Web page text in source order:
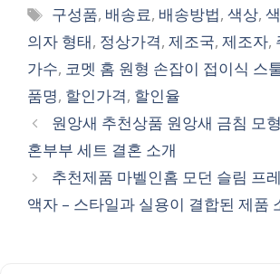
Tags
구성품, 배송료, 배송방법,색상,
의자 형태, 정상가격, 제조국, 제조자,
가수, 코멧 홈 원형 손잡이 접이식 스
품명, 할인가격, 할인율
원앙새 추천상품 원앙새 금침 모
혼부부 세트 결혼 소개
추천제품 마벨인홈 모던 슬림 프
액자 – 스타일과 실용이 결합된 제품